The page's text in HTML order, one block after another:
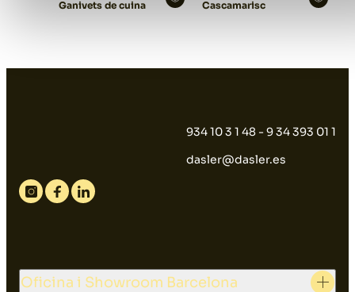
Ganivets de cuina Cascamarisc
934 10 3 1 48 - 9 34 393 01 1
dasler@dasler.es
Instagram
FacebookLinkedin
Oficina i Showroom Barcelona